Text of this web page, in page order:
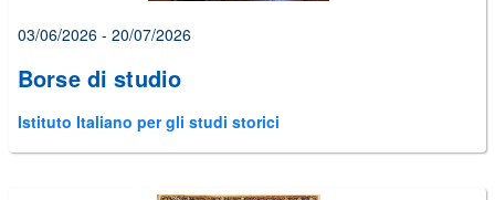
03/06/2026 - 20/07/2026
Borse di studio
Istituto Italiano per gli studi storici